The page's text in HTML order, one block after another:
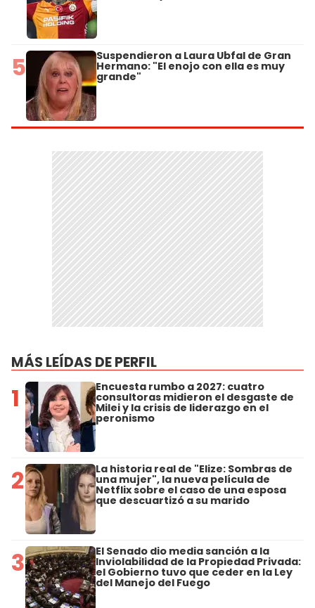
5 Suspendieron a Laura Ubfal de Gran
Hermano: "El enojo con ella es muy
grande"
MÁS LEÍDAS DE PERFIL
1 Encuesta rumbo a 2027: cuatro
consultoras midieron el desgaste de
Milei y la crisis de liderazgo en el
peronismo
2 La historia real de "Elize: Sombras de
una mujer", la nueva película de
Netflix sobre el caso de una esposa
que descuartizó a su marido
3 El Senado dio media sanción a la
Inviolabilidad de la Propiedad Privada:
el Gobierno tuvo que ceder en la Ley
del Manejo del Fuego